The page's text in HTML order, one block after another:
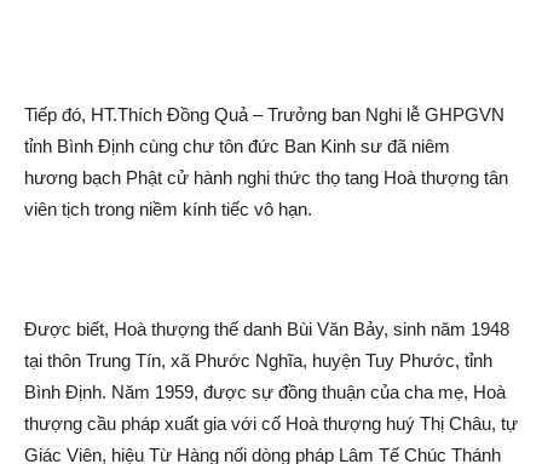
Tiếp đó, HT.Thích Đồng Quả – Trưởng ban Nghi lễ GHPGVN
tỉnh Bình Định cùng chư tôn đức Ban Kinh sư đã niêm
hương bạch Phật cử hành nghi thức thọ tang Hoà thượng tân
viên tịch trong niềm kính tiếc vô hạn.
Được biết, Hoà thượng thế danh Bùi Văn Bảy, sinh năm 1948
tại thôn Trung Tín, xã Phước Nghĩa, huyện Tuy Phước, tỉnh
Bình Định. Năm 1959, được sự đồng thuận của cha mẹ, Hoà
thượng cầu pháp xuất gia với cố Hoà thượng huý Thị Châu, tự
Giác Viên, hiệu Từ Hàng nối dòng pháp Lâm Tế Chúc Thánh